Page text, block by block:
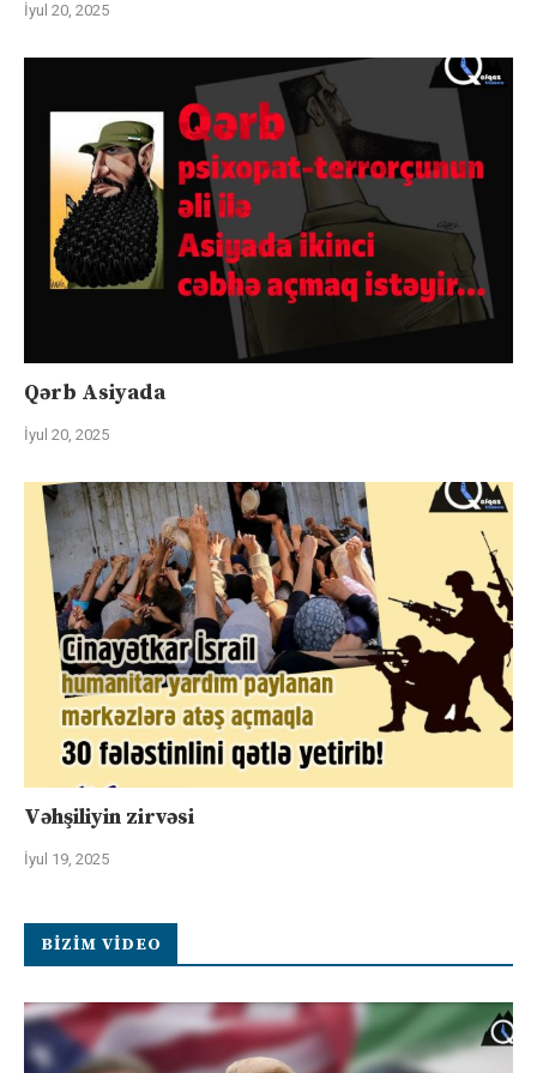
İyul 20, 2025
Qərb Asiyada
İyul 20, 2025
Vəhşiliyin zirvəsi
İyul 19, 2025
BIZIM VIDEO